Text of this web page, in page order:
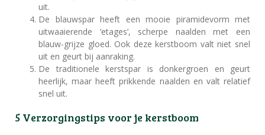
uit.
De blauwspar heeft een mooie piramidevorm met
uitwaaierende ‘etages’, scherpe naalden met een
blauw-grijze gloed. Ook deze kerstboom valt niet snel
uit en geurt bij aanraking.
De traditionele kerstspar is donkergroen en geurt
heerlijk, maar heeft prikkende naalden en valt relatief
snel uit.
5 Verzorgingstips voor je kerstboom